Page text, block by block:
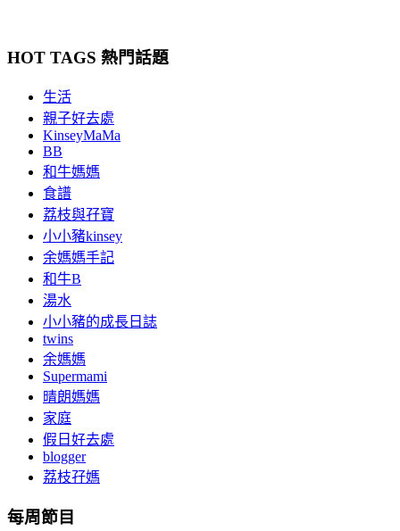
HOT TAGS 熱門話題
生活
親子好去處
KinseyMaMa
BB
和牛媽媽
食譜
荔枝與孖寶
小小豬kinsey
余媽媽手記
和牛B
湯水
小小豬的成長日誌
twins
余媽媽
Supermami
晴朗媽媽
家庭
假日好去處
blogger
荔枝孖媽
每周節目